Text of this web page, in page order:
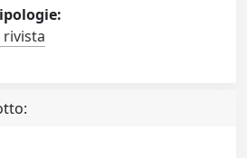
rivista